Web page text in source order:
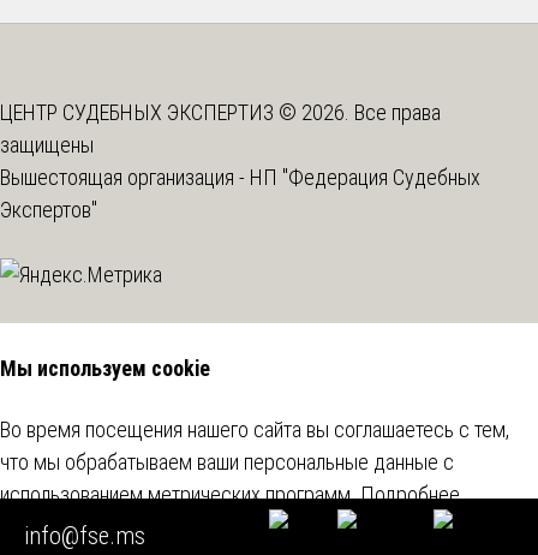
ЦЕНТР СУДЕБНЫХ ЭКСПЕРТИЗ © 2026. Все права
защищены
Вышестоящая организация - НП "Федерация Судебных
Экспертов"
info@fse.ms
Мы используем cookie
Во время посещения нашего сайта вы соглашаетесь с тем,
что мы обрабатываем ваши персональные данные с
использованием метрических программ.Подробнее